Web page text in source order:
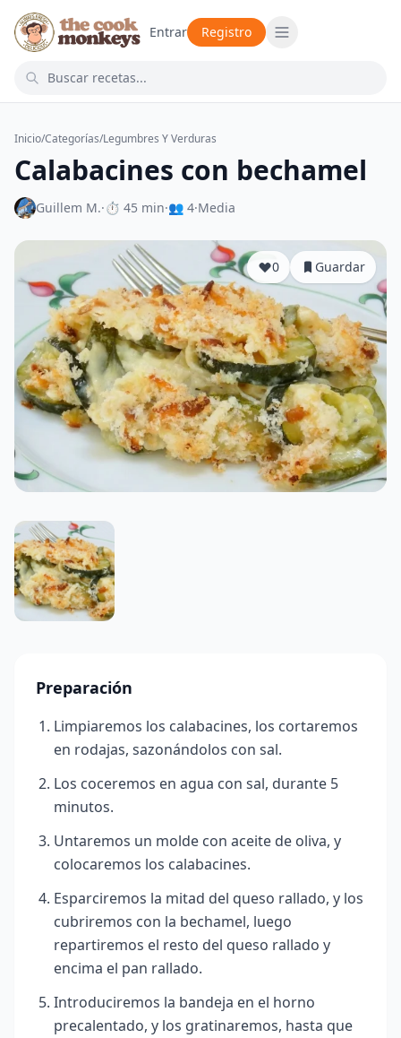
Entrar Registro
Inicio/Categorías/Legumbres Y Verduras
Calabacines con bechamel
Guillem M.·⏱ 45 min·👥 4·Media
0 Guardar
Preparación
Limpiaremos los calabacines, los cortaremos
en rodajas, sazonándolos con sal.
Los coceremos en agua con sal, durante 5
minutos.
Untaremos un molde con aceite de oliva, y
colocaremos los calabacines.
Esparciremos la mitad del queso rallado, y los
cubriremos con la bechamel, luego
repartiremos el resto del queso rallado y
encima el pan rallado.
Introduciremos la bandeja en el horno
precalentado, y los gratinaremos, hasta que